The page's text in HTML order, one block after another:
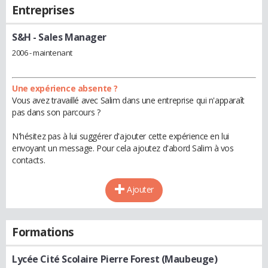
Entreprises
S&H - Sales Manager
2006 - maintenant
Une expérience absente ?
Vous avez travaillé avec Salim dans une entreprise qui n'apparaît
pas dans son parcours ?
N'hésitez pas à lui suggérer d'ajouter cette expérience en lui
envoyant un message. Pour cela ajoutez d'abord Salim à vos
contacts.
Ajouter
Formations
Lycée Cité Scolaire Pierre Forest (Maubeuge)